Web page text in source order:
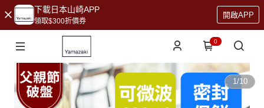
下載日本山崎APP
領取$300折價券
開啟APP
0
1/10